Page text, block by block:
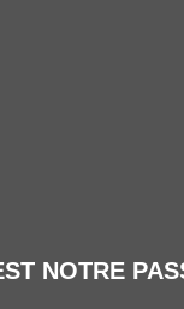
NOTRE